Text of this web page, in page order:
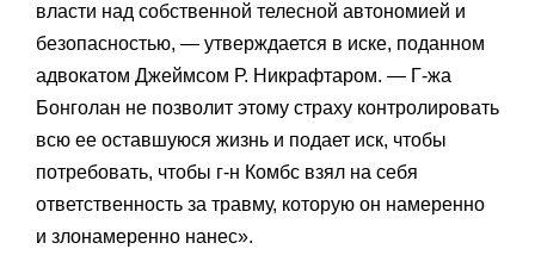
власти над собственной телесной автономией и
безопасностью, — утверждается в иске, поданном
адвокатом Джеймсом Р. Никрафтаром. — Г-жа
Бонголан не позволит этому страху контролировать
всю ее оставшуюся жизнь и подает иск, чтобы
потребовать, чтобы г-н Комбс взял на себя
ответственность за травму, которую он намеренно
и злонамеренно нанес».